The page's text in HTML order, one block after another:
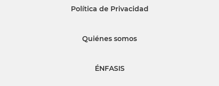
Política de Privacidad
Quiénes somos
ÉNFASIS